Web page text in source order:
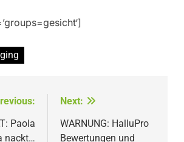
Paola
nackt…
Next:
WARNUNG: HalluPro
Bewertungen und